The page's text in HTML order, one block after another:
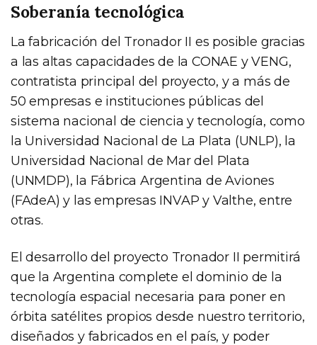
Soberanía tecnológica
La fabricación del Tronador II es posible gracias
a las altas capacidades de la CONAE y VENG,
contratista principal del proyecto, y a más de
50 empresas e instituciones públicas del
sistema nacional de ciencia y tecnología, como
la Universidad Nacional de La Plata (UNLP), la
Universidad Nacional de Mar del Plata
(UNMDP), la Fábrica Argentina de Aviones
(FAdeA) y las empresas INVAP y Valthe, entre
otras.
El desarrollo del proyecto Tronador II permitirá
que la Argentina complete el dominio de la
tecnología espacial necesaria para poner en
órbita satélites propios desde nuestro territorio,
diseñados y fabricados en el país, y poder